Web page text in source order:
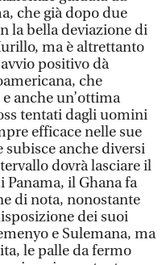
che già dopo due
la bella deviazione di
ma è altrettanto
positivo dà
che
anche un’ottima
tentati dagli uomini
efficace nelle sue
subisce anche diversi
dovrà lasciare il
Panama, il Ghana fa
di nota, nonostante
dei suoi
e Sulemana, ma
le palle da fermo